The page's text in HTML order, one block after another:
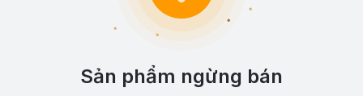
Sản phẩm ngừng bán